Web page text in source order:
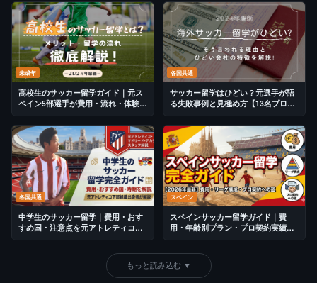
未成年
高校生のサッカー留学ガイド｜元ス
ペイン5部選手が費用・流れ・体験談
各国共通
サッカー留学はひどい？元選手が語
る失敗事例と見極め方【13名プロ輩
各国共通
中学生のサッカー留学｜費用・おす
すめ国・注意点を元アトレティコ育
スペイン
スペインサッカー留学ガイド｜費
用・年齢別プラン・プロ契約実績を
もっと読み込む ▼